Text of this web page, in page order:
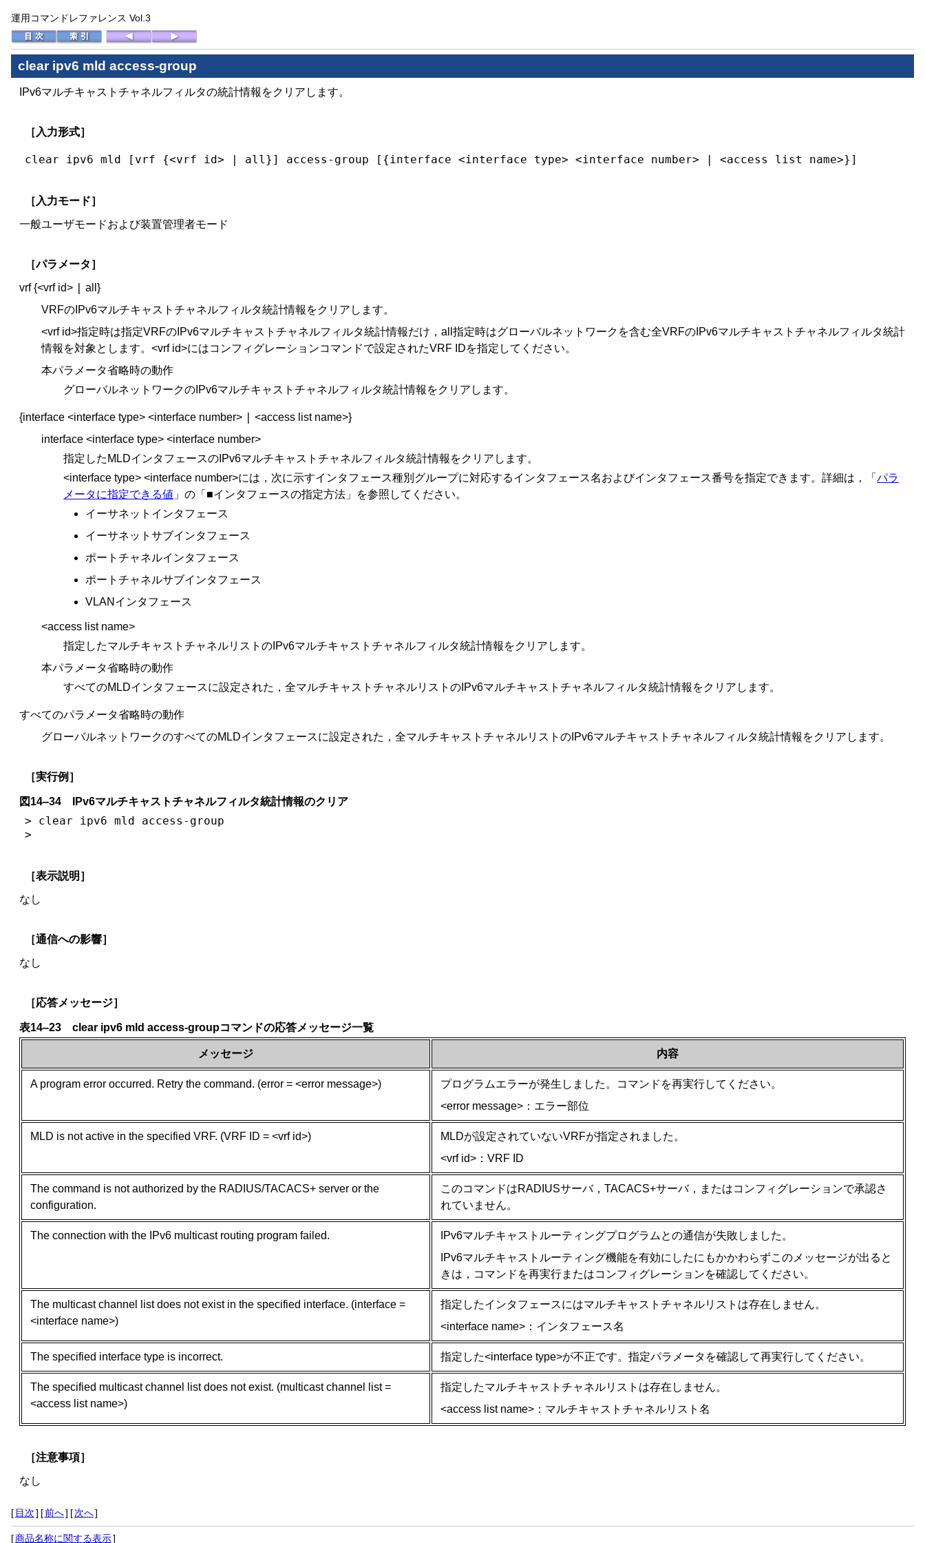
運用コマンドレファレンス Vol.3
clear ipv6 mld access-group
IPv6マルチキャストチャネルフィルタの統計情報をクリアします。
［入力形式］
clear ipv6 mld [vrf {<vrf id> | all}] access-group [{interface <interface type> <interface number> | <access list name>}]
［入力モード］
一般ユーザモードおよび装置管理者モード
［パラメータ］
vrf {<vrf id>
all}
VRFのIPv6マルチキャストチャネルフィルタ統計情報をクリアします。
<vrf id>指定時は指定VRFのIPv6マルチキャストチャネルフィルタ統計情報だけ，all指定時はグローバルネットワークを含む全VRFのIPv6マルチキャストチャネルフィルタ統計
情報を対象とします。<vrf id>にはコンフィグレーションコマンドで設定されたVRF IDを指定してください。
本パラメータ省略時の動作
グローバルネットワークのIPv6マルチキャストチャネルフィルタ統計情報をクリアします。
{interface <interface type> <interface number>
<access list name>}
interface <interface type> <interface number>
指定したMLDインタフェースのIPv6マルチキャストチャネルフィルタ統計情報をクリアします。
<interface type> <interface number>には，次に示すインタフェース種別グループに対応するインタフェース名およびインタフェース番号を指定できます。詳細は，「 パラ
メータに指定できる値 」の「■インタフェースの指定方法」を参照してください。
イーサネットインタフェース
イーサネットサブインタフェース
ポートチャネルインタフェース
ポートチャネルサブインタフェース
VLANインタフェース
<access list name>
指定したマルチキャストチャネルリストのIPv6マルチキャストチャネルフィルタ統計情報をクリアします。
本パラメータ省略時の動作
すべてのMLDインタフェースに設定された，全マルチキャストチャネルリストのIPv6マルチキャストチャネルフィルタ統計情報をクリアします。
すべてのパラメータ省略時の動作
グローバルネットワークのすべてのMLDインタフェースに設定された，全マルチキャストチャネルリストのIPv6マルチキャストチャネルフィルタ統計情報をクリアします。
［実行例］
図14‒34 IPv6マルチキャストチャネルフィルタ統計情報のクリア
> clear ipv6 mld access-group
>
［表示説明］
なし
［通信への影響］
なし
［応答メッセージ］
表14‒23 clear ipv6 mld access-groupコマンドの応答メッセージ一覧
メッセージ 内容
A program error occurred. Retry the command. (error = <error message>)
プログラムエラーが発生しました。コマンドを再実行してください。
<error message>：エラー部位
MLD is not active in the specified VRF. (VRF ID = <vrf id>)
MLDが設定されていないVRFが指定されました。
<vrf id>：VRF ID
The command is not authorized by the RADIUS/TACACS+ server or the
configuration.
このコマンドはRADIUSサーバ，TACACS+サーバ，またはコンフィグレーションで承認さ
れていません。
The connection with the IPv6 multicast routing program failed.
IPv6マルチキャストルーティングプログラムとの通信が失敗しました。
IPv6マルチキャストルーティング機能を有効にしたにもかかわらずこのメッセージが出ると
きは，コマンドを再実行またはコンフィグレーションを確認してください。
The multicast channel list does not exist in the specified interface. (interface =
<interface name>)
指定したインタフェースにはマルチキャストチャネルリストは存在しません。
<interface name>：インタフェース名
The specified interface type is incorrect. 指定した<interface type>が不正です。指定パラメータを確認して再実行してください。
The specified multicast channel list does not exist. (multicast channel list =
<access list name>)
指定したマルチキャストチャネルリストは存在しません。
<access list name>：マルチキャストチャネルリスト名
［注意事項］
なし
[ 目次] [前へ] [次へ]
[商品名称に関する表示]